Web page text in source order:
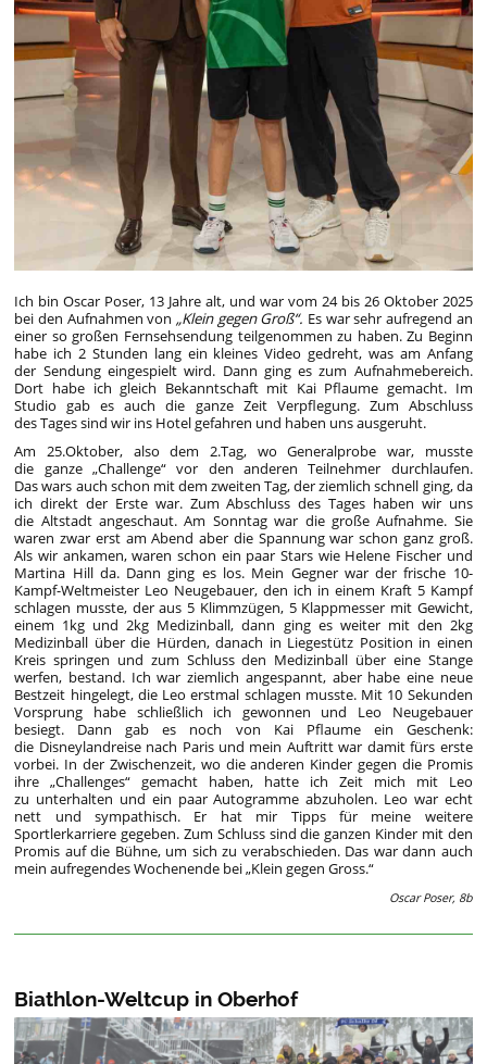
Ich bin Oscar Poser, 13 Jahre alt, und war vom 24 bis 26 Oktober 2025
bei den Aufnahmen von „Klein gegen Groß“. Es war sehr aufregend an
einer so großen Fernsehsendung teilgenommen zu haben. Zu Beginn
habe ich 2 Stunden lang ein kleines Video gedreht, was am Anfang
der Sendung eingespielt wird. Dann ging es zum Aufnahmebereich.
Dort habe ich gleich Bekanntschaft mit Kai Pflaume gemacht. Im
Studio gab es auch die ganze Zeit Verpflegung. Zum Abschluss
des Tages sind wir ins Hotel gefahren und haben uns ausgeruht.
Am 25.Oktober, also dem 2.Tag, wo Generalprobe war, musste
die ganze „Challenge“ vor den anderen Teilnehmer durchlaufen.
Das wars auch schon mit dem zweiten Tag, der ziemlich schnell ging, da
ich direkt der Erste war. Zum Abschluss des Tages haben wir uns
die Altstadt angeschaut. Am Sonntag war die große Aufnahme. Sie
waren zwar erst am Abend aber die Spannung war schon ganz groß.
Als wir ankamen, waren schon ein paar Stars wie Helene Fischer und
Martina Hill da. Dann ging es los. Mein Gegner war der frische 10-
Kampf-Weltmeister Leo Neugebauer, den ich in einem Kraft 5 Kampf
schlagen musste, der aus 5 Klimmzügen, 5 Klappmesser mit Gewicht,
einem 1kg und 2kg Medizinball, dann ging es weiter mit den 2kg
Medizinball über die Hürden, danach in Liegestütz Position in einen
Kreis springen und zum Schluss den Medizinball über eine Stange
werfen, bestand. Ich war ziemlich angespannt, aber habe eine neue
Bestzeit hingelegt, die Leo erstmal schlagen musste. Mit 10 Sekunden
Vorsprung habe schließlich ich gewonnen und Leo Neugebauer
besiegt. Dann gab es noch von Kai Pflaume ein Geschenk:
die Disneylandreise nach Paris und mein Auftritt war damit fürs erste
vorbei. In der Zwischenzeit, wo die anderen Kinder gegen die Promis
ihre „Challenges“ gemacht haben, hatte ich Zeit mich mit Leo
zu unterhalten und ein paar Autogramme abzuholen. Leo war echt
nett und sympathisch. Er hat mir Tipps für meine weitere
Sportlerkarriere gegeben. Zum Schluss sind die ganzen Kinder mit den
Promis auf die Bühne, um sich zu verabschieden. Das war dann auch
mein aufregendes Wochenende bei „Klein gegen Gross.“
Oscar Poser, 8b
Biathlon-Weltcup in Oberhof